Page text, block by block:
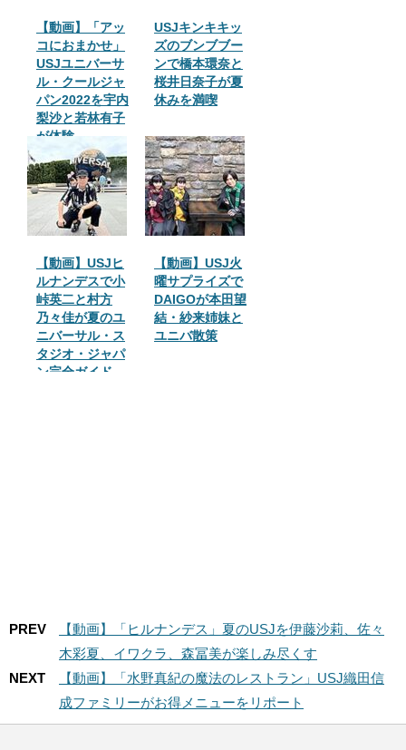
【動画】「アッ
コにおまかせ」
USJユニバーサ
ル・クールジャ
パン2022を宇内
梨沙と若林有子
が体験
USJキンキキッ
ズのブンブブー
ンで橋本環奈と
桜井日奈子が夏
休みを満喫
【動画】USJヒ
ルナンデスで小
峠英二と村方
乃々佳が夏のユ
ニバーサル・ス
タジオ・ジャパ
ン完全ガイド
【動画】USJ火
曜サプライズで
DAIGOが本田望
結・紗来姉妹と
ユニバ散策
PREV
【動画】「ヒルナンデス」夏のUSJを伊藤沙莉、佐々
木彩夏、イワクラ、森冨美が楽しみ尽くす
NEXT
【動画】「水野真紀の魔法のレストラン」USJ織田信
成ファミリーがお得メニューをリポート